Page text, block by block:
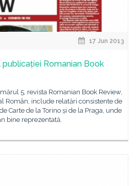
17 Jun 2013
publicației Romanian Book
5, revista Romanian Book Review,
Român, include relatări consistente de
Carte de la Torino și de la Praga, unde
bine reprezentată.